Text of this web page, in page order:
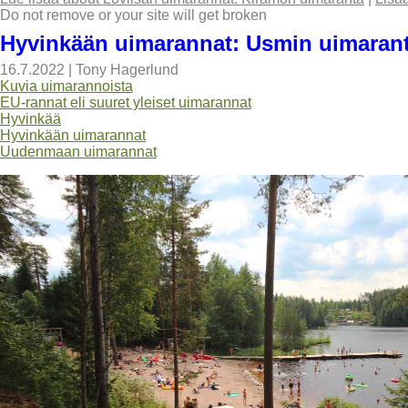
Do not remove or your site will get broken
Hyvinkään uimarannat: Usmin
16.7.2022
Tony Hagerlund
Kuvia uimarannoista
EU-rannat eli suuret yleiset uimarannat
Hyvinkää
Hyvinkään uimarannat
Uudenmaan uimarannat